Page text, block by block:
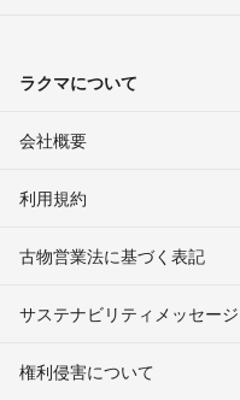
ラクマについて
会社概要
利用規約
古物営業法に基づく表記
サステナビリティメッセージ
権利侵害について